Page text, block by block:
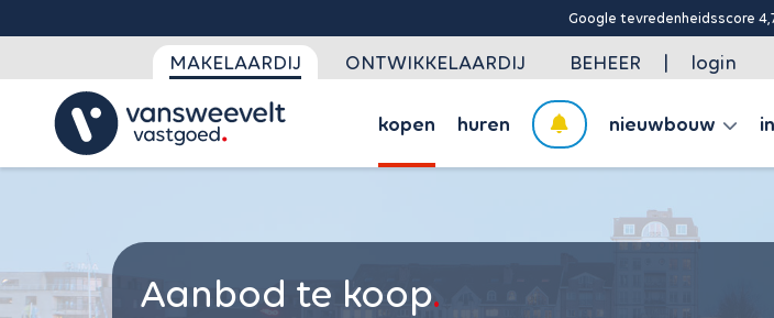
Plan uw gratis schatting
MAKELAARDIJ ONTWIKKELAARDIJ BEHEER | login
kopen huren nieuwbouw
Aanbod te koop